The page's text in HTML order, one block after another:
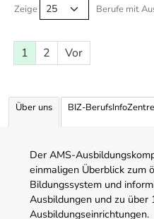
Zeige Berufe mit
1 2 Vor
Über uns BIZ-
Der AMS-
einmaligen Überblick zum
Bildungssystem und
Ausbildungen und zu über
Ausbildungseinrichtungen.